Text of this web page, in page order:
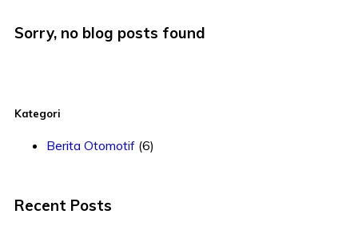
Sorry, no blog posts found
Kategori
Berita Otomotif (6)
Recent Posts